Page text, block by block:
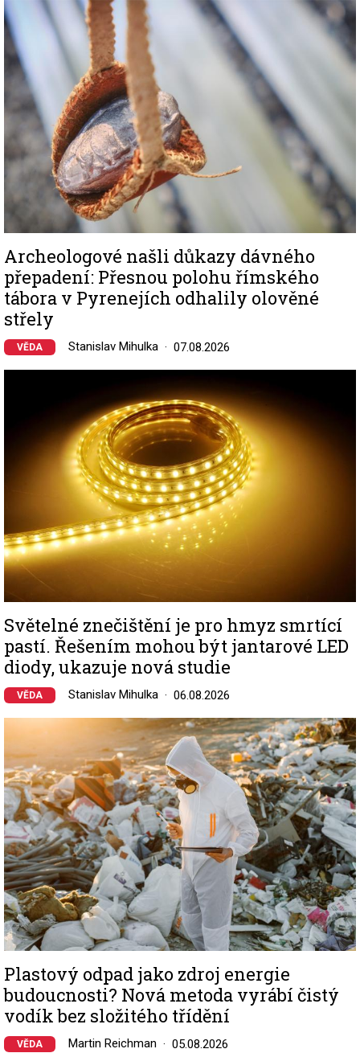
Image
Archeologové našli důkazy dávného
přepadení: Přesnou polohu římského
tábora v Pyrenejích odhalily olověné
střely
VĚDA Stanislav Mihulka 07.08.2026
Světelné znečištění je pro hmyz smrtící
pastí. Řešením mohou být jantarové LED
diody, ukazuje nová studie
VĚDA Stanislav Mihulka 06.08.2026
Image
Plastový odpad jako zdroj energie
budoucnosti? Nová metoda vyrábí čistý
vodík bez složitého třídění
VĚDA Martin Reichman 05.08.2026